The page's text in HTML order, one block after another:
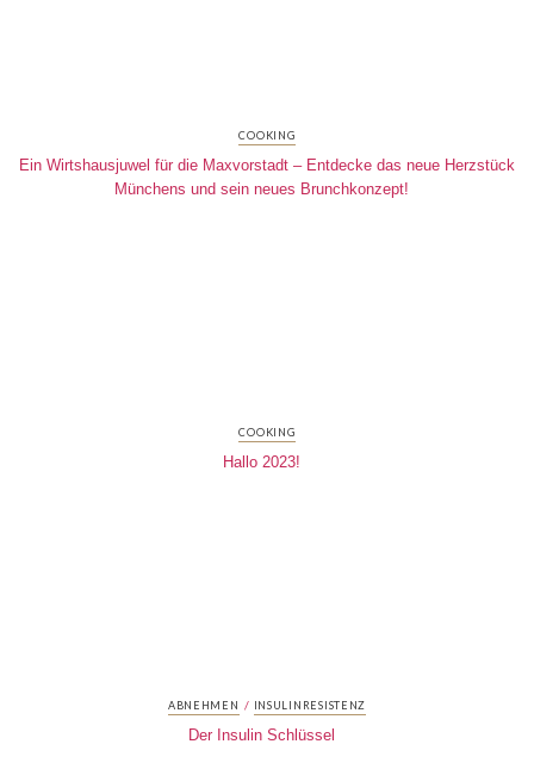
COOKING
Ein Wirtshausjuwel für die Maxvorstadt – Entdecke das neue Herzstück
Münchens und sein neues Brunchkonzept!
COOKING
Hallo 2023!
ABNEHMEN / INSULINRESISTENZ
Der Insulin Schlüssel